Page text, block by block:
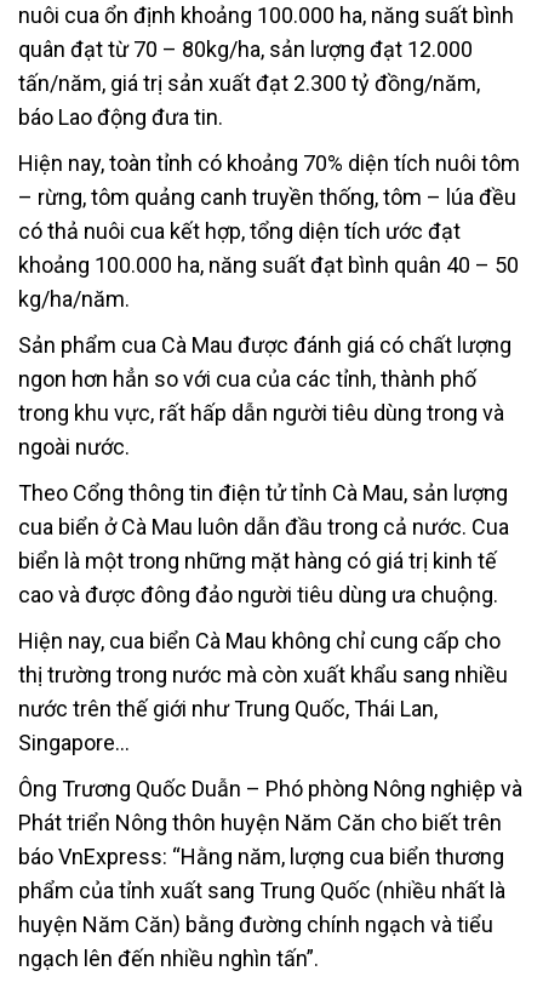
nuôi cua ổn định khoảng 100.000 ha, năng suất bình
quân đạt từ 70 – 80kg/ha, sản lượng đạt 12.000
tấn/năm, giá trị sản xuất đạt 2.300 tỷ đồng/năm,
báo Lao động đưa tin.
Hiện nay, toàn tỉnh có khoảng 70% diện tích nuôi tôm
– rừng, tôm quảng canh truyền thống, tôm – lúa đều
có thả nuôi cua kết hợp, tổng diện tích ước đạt
khoảng 100.000 ha, năng suất đạt bình quân 40 – 50
kg/ha/năm.
Sản phẩm cua Cà Mau được đánh giá có chất lượng
ngon hơn hẳn so với cua của các tỉnh, thành phố
trong khu vực, rất hấp dẫn người tiêu dùng trong và
ngoài nước.
Theo Cổng thông tin điện tử tỉnh Cà Mau, sản lượng
cua biển ở Cà Mau luôn dẫn đầu trong cả nước. Cua
biển là một trong những mặt hàng có giá trị kinh tế
cao và được đông đảo người tiêu dùng ưa chuộng.
Hiện nay, cua biển Cà Mau không chỉ cung cấp cho
thị trường trong nước mà còn xuất khẩu sang nhiều
nước trên thế giới như Trung Quốc, Thái Lan,
Singapore…
Ông Trương Quốc Duẫn – Phó phòng Nông nghiệp và
Phát triển Nông thôn huyện Năm Căn cho biết trên
báo VnExpress: “Hằng năm, lượng cua biển thương
phẩm của tỉnh xuất sang Trung Quốc (nhiều nhất là
huyện Năm Căn) bằng đường chính ngạch và tiểu
ngạch lên đến nhiều nghìn tấn”.